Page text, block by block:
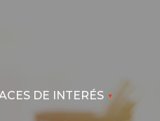
DE INTERÉS